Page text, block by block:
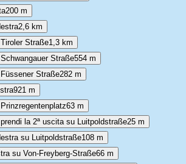
200 m
2,6 km
Straße1,3 km
Straße554 m
Straße282 m
921 m
63 m
la 2ª uscita su Luitpoldstraße25 m
su Luitpoldstraße108 m
su Von-Freyberg-Straße66 m